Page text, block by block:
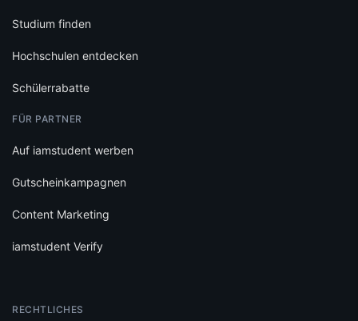
Studium finden
Hochschulen entdecken
Schülerrabatte
FÜR PARTNER
Auf iamstudent werben
Gutscheinkampagnen
Content Marketing
iamstudent Verify
RECHTLICHES